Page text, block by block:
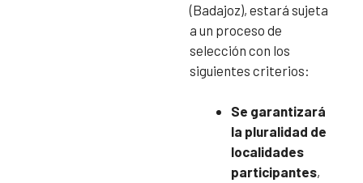
(Badajoz), estará sujeta
a un proceso de
selección con los
siguientes criterios:
Se garantizará
la pluralidad de
localidades
participantes,